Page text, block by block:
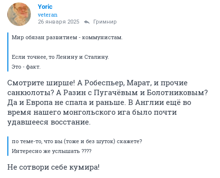
Yoric
veteran
26 января 2025 Гримнир
Мир обязан развитием - коммунистам.
Если точнее, то Ленину и Сталину.
Это - факт.
Смотрите ширше! А Робеспьер, Марат, и прочие
санкюлоты? А Разин с Пугачёвым и Болотниковым?
Да и Европа не спала и раньше. В Англии ещё во
время нашего монгольского ига было почти
удавшееся восстание.
по теме-то, что вы (тоже и без шуток) скажете?
Интересно же услышать ????
Не сотвори себе кумира!